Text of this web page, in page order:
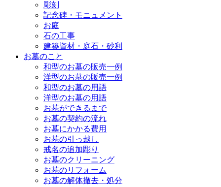
彫刻
記念碑・モニュメント
お庭
石の工事
建築資材・庭石・砂利
お墓のこと
和型のお墓の販売一例
洋型のお墓の販売一例
和型のお墓の用語
洋型のお墓の用語
お墓ができるまで
お墓の契約の流れ
お墓にかかる費用
お墓の引っ越し
戒名の追加彫り
お墓のクリーニング
お墓のリフォーム
お墓の解体撤去・処分